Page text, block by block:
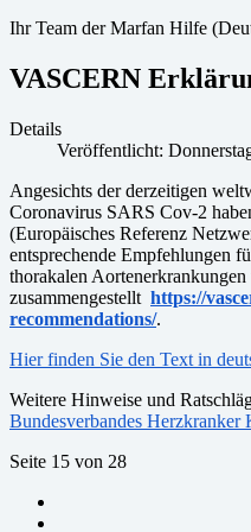
Ihr Team der Marfan Hilfe
VASCERN
Details
Veröffentlicht:
Angesichts der derzeitigen
Coronavirus SARS Cov-2
(Europäisches Referenz
entsprechende Empfehlungen
thorakalen
zusammengestellt https://
recommendations/.
Hier finden Sie den Text in
Weitere Hinweise und
Bundesverbandes
Seite 15 von 28